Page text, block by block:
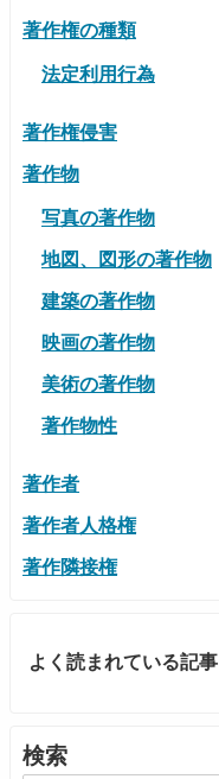
著作権の種類
法定利用行為
著作権侵害
著作物
写真の著作物
地図、図形の著作物
建築の著作物
映画の著作物
美術の著作物
著作物性
著作者
著作者人格権
著作隣接権
よく読まれている記事
検索